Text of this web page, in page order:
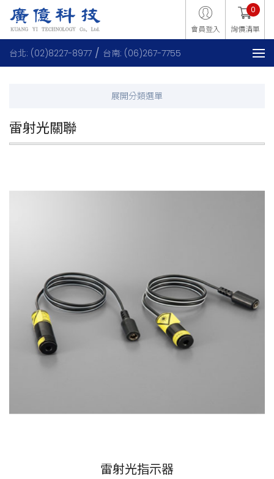
會員登入 詢價清單
0
台北: (02)8227-8977 台南: (06)267-7755
雷射光關聯
雷射光指示器